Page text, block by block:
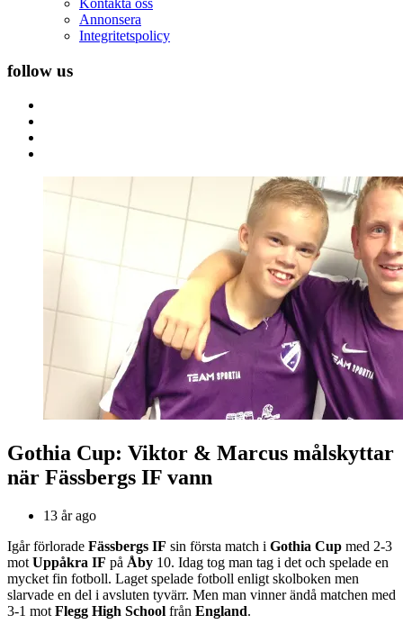
Kontakta oss
Annonsera
Integritetspolicy
follow us
Gothia Cup: Viktor & Marcus målskyttar
när Fässbergs IF vann
13 år ago
Igår förlorade Fässbergs IF sin första match i Gothia Cup med 2-3
mot Uppåkra IF på Åby 10. Idag tog man tag i det och spelade en
mycket fin fotboll. Laget spelade fotboll enligt skolboken men
slarvade en del i avsluten tyvärr. Men man vinner ändå matchen med
3-1 mot Flegg High School från England.